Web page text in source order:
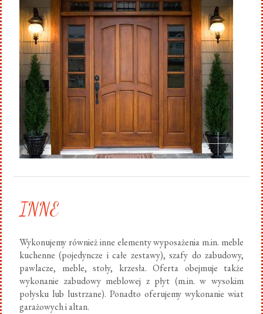
INNE
Wykonujemy również inne elementy wyposażenia m.in. meble
kuchenne (pojedyncze i całe zestawy), szafy do zabudowy,
pawlacze, meble, stoły, krzesła. Oferta obejmuje także
wykonanie zabudowy meblowej z płyt (m.in. w wysokim
połysku lub lustrzane). Ponadto oferujemy wykonanie wiat
garażowych i altan.
.